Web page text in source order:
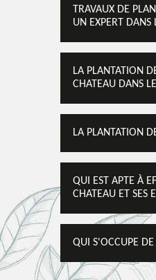
TRAVAUX DE
UN EXPERT
LA PLANTATION
CHATEAU DANS
LA PLANTATION
QUI EST APTE À
CHATEAU ET SES
QUI S'OCCUPE